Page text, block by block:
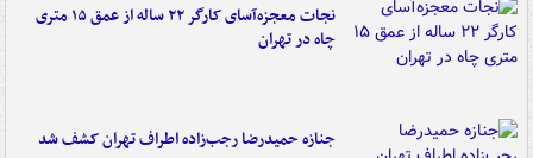
نجات معجزه‌آسای کارگر ۲۲ ساله از عمق ۱۵ متری
چاه در تهران
جنازه حمیدرضا رجب‌زاده اطراف تهران کشف شد